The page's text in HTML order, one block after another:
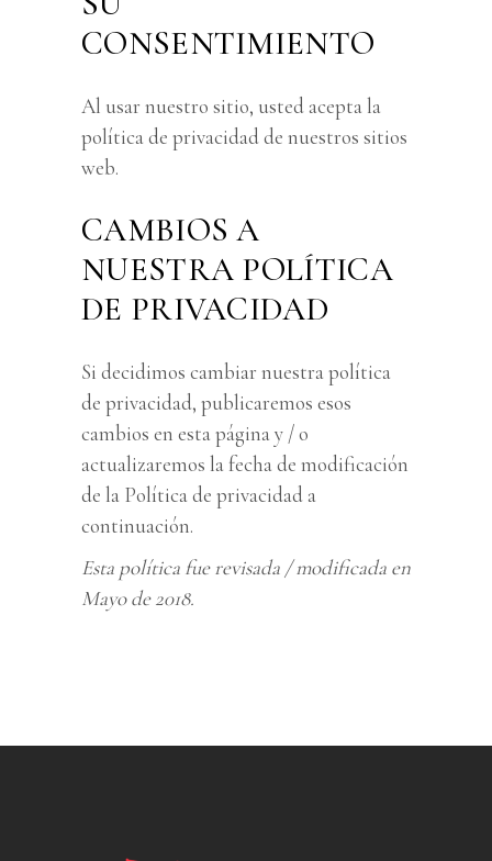
CONSENTIMIENTO
Al usar nuestro sitio, usted acepta la
política de privacidad de nuestros sitios
web.
CAMBIOS A
NUESTRA POLÍTICA
DE PRIVACIDAD
Si decidimos cambiar nuestra política
de privacidad, publicaremos esos
cambios en esta página y / o
actualizaremos la fecha de modificación
de la Política de privacidad a
continuación.
Esta política fue revisada / modificada en
Mayo de 2018.